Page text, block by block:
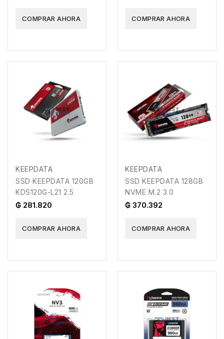
COMPRAR AHORA COMPRAR AHORA
KEEPDATA
SSD KEEPDATA 120GB
KDS120G-L21 2.5
₲ 281.820
COMPRAR AHORA
KEEPDATA
SSD KEEPDATA 128GB
NVME M.2 3.0
₲ 370.392
COMPRAR AHORA